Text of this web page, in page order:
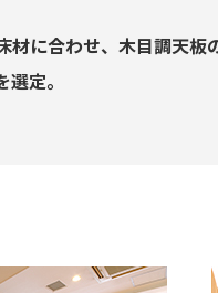
材に合わせ、木目調天板
定。